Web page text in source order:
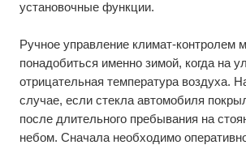
установочные функции.
Ручное управление климат-контролем
понадобиться именно зимой, когда на
отрицательная температура воздуха.
случае, если стекла автомобиля
после длительного пребывания на
небом. Сначала необходимо